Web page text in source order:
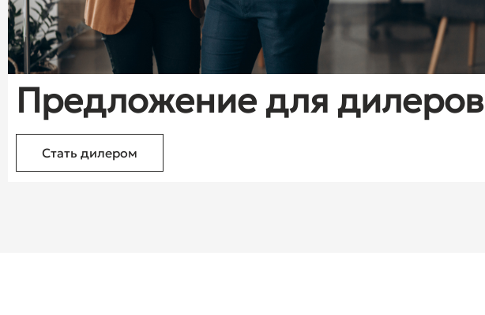
Предложение для дилеров
Стать дилером